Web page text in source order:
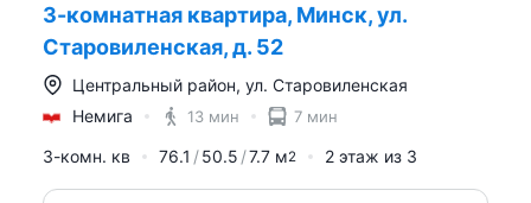
3-комнатная квартира, Минск, ул.
Старовиленская, д. 52
Центральный район, ул. Старовиленская
Немига
13 мин 7 мин
3-комн. кв 76.1 50.5 7.7 м2 2 этаж из 3